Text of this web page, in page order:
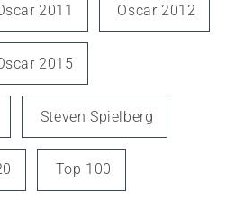
2011 Oscar 2012
2015
Steven Spielberg
Top 100